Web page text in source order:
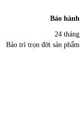
Bảo hành
24 tháng
Bảo trì trọn đời sản phẩm